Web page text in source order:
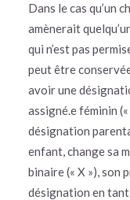
Dans le cas qu’un
amènerait
qui n’est pas
peut être
avoir une
assigné.e féminin
désignation
enfant, change sa
binaire (« X »), son
désignation en tant